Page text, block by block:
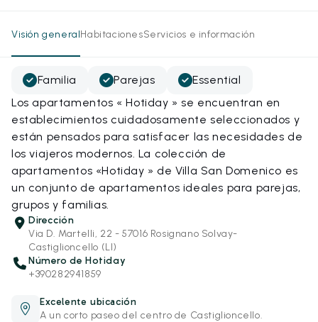
Visión generalHabitacionesServicios e información
Familia Parejas
Essential
Los apartamentos « Hotiday » se encuentran en
establecimientos cuidadosamente seleccionados y
están pensados para satisfacer las necesidades de
los viajeros modernos. La colección de
apartamentos «Hotiday » de Villa San Domenico es
un conjunto de apartamentos ideales para parejas,
grupos y familias.
Dirección
Via D. Martelli, 22 - 57016 Rosignano Solvay-
Castiglioncello (LI)
Número de Hotiday
+390282941859
Excelente ubicación
A un corto paseo del centro de Castiglioncello.